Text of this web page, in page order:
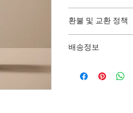
방법 등 친절하고 상
줍니다. 제품의 어떤
우선순위를 잘 생각
환불 및 교환 정책
정보를 제공하세요.
배송정보
한 설명은 소비자들